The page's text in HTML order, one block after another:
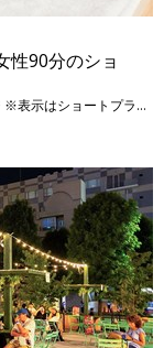
性90分のショ
ガレーラ・サウナ立川 • 東京・立川 ※画像はイメージ ※表示はショートプランの料金